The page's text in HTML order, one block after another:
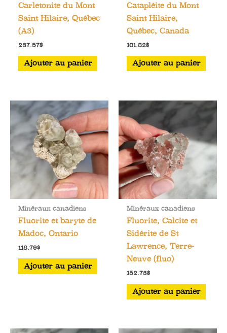
Carletonite du Mont
Saint Hilaire, Québec
(A3)
237.57$
Ajouter au panier
Catapléite du Mont
Saint Hilaire,
Québec, Canada
101.82$
Ajouter au panier
Minéraux canadiens
Fluorite et baryte de
Madoc, Ontario
118.79$
Ajouter au panier
Minéraux canadiens
Fluorite, Calcite et
Sidérite de St
Lawrence, Terre-
Neuve (fluo)
152.73$
Ajouter au panier